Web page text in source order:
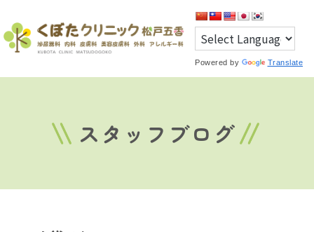
Powered by Translate
スタッフブログ